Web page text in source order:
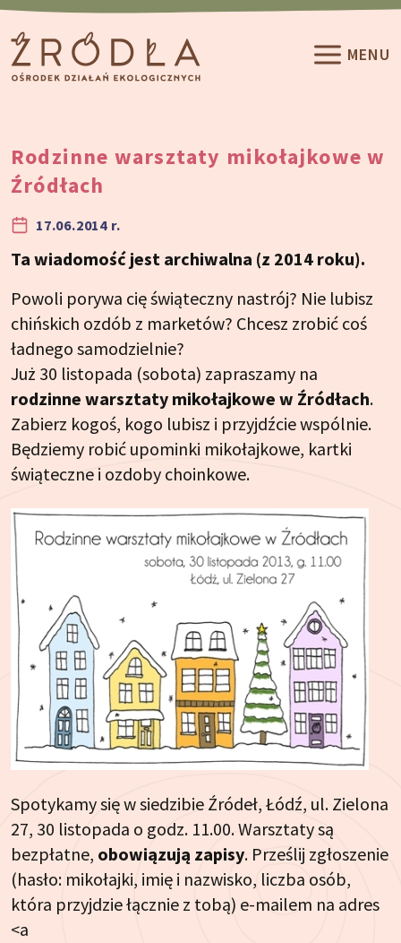
Przeskocz do treści
MENU
Rodzinne warsztaty mikołajkowe w
Źródłach
17.06.2014 r.
Ta wiadomość jest archiwalna (z 2014 roku).
Powoli porywa cię świąteczny nastrój? Nie lubisz
chińskich ozdób z marketów? Chcesz zrobić coś
ładnego samodzielnie?
Już 30 listopada (sobota) zapraszamy na
rodzinne warsztaty mikołajkowe w Źródłach.
Zabierz kogoś, kogo lubisz i przyjdźcie wspólnie.
Będziemy robić upominki mikołajkowe, kartki
świąteczne i ozdoby choinkowe.
Spotykamy się w siedzibie Źródeł, Łódź, ul. Zielona
27, 30 listopada o godz. 11.00. Warsztaty są
bezpłatne, obowiązują zapisy. Prześlij zgłoszenie
(hasło: mikołajki, imię i nazwisko, liczba osób,
która przyjdzie łącznie z tobą) e-mailem na adres
<a